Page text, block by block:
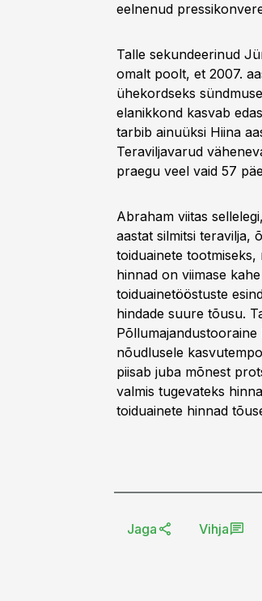
eelnenud
Talle sekundeerinud
omalt poolt, et 2007.
ühekordseks
elanikkond kasvab
tarbib ainuüksi Hiina
Teraviljavarud
praegu veel vaid 57
Abraham viitas
aastat silmitsi teravilja,
toiduainete tootmiseks,
hinnad on viimase
toiduainetööstuste
hindade suure tõusu.
nõudlusele
piisab juba mõnest
valmis tugevateks
toiduainete hinnad
Jaga Vihja